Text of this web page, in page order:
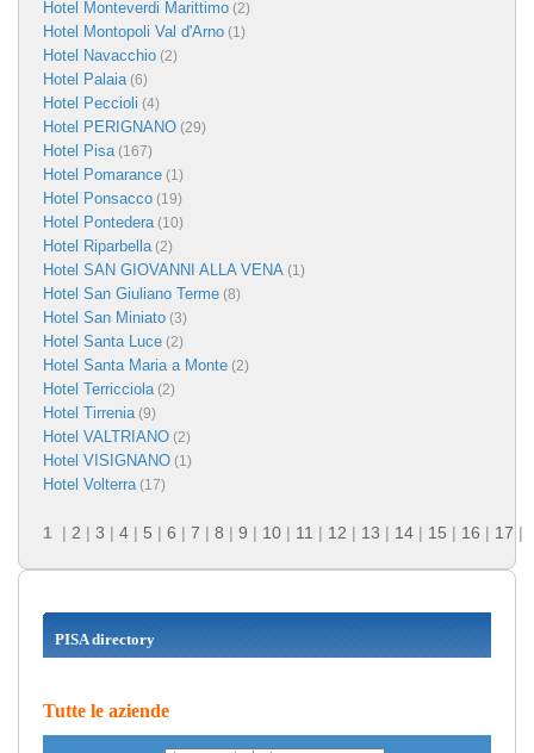
Hotel Monteverdi Marittimo (2)
Hotel Montopoli Val d'Arno (1)
Hotel Navacchio (2)
Hotel Palaia(6)
Hotel Peccioli (4)
Hotel PERIGNANO (29)
Hotel Pisa(167)
Hotel Pomarance (1)
Hotel Ponsacco (19)
Hotel Pontedera(10)
Hotel Riparbella(2)
Hotel SAN GIOVANNI ALLA VENA (1)
Hotel San Giuliano Terme (8)
Hotel San Miniato (3)
Hotel Santa Luce (2)
Hotel Santa Maria a Monte (2)
Hotel Terricciola(2)
Hotel Tirrenia(9)
Hotel VALTRIANO (2)
Hotel VISIGNANO (1)
Hotel Volterra(17)
1 | 2 | 3 | 4 | 5 | 6 | 7 | 8 | 9 | 10 | 11 | 12 | 13 | 14 | 15 | 16 | 17 |
PISA directory
Tutte le aziende